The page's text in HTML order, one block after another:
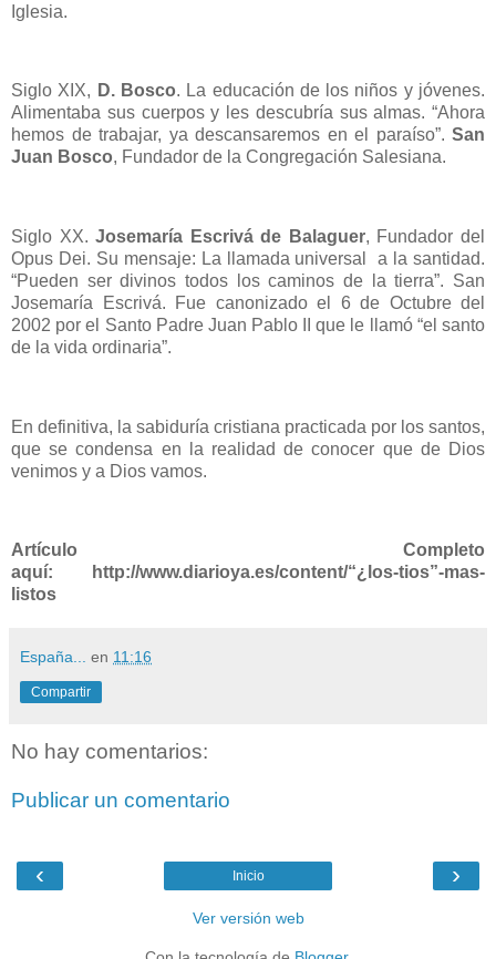
Iglesia.
Siglo XIX, D. Bosco. La educación de los niños y jóvenes.
Alimentaba sus cuerpos y les descubría sus almas. “Ahora
hemos de trabajar, ya descansaremos en el paraíso”. San
Juan Bosco, Fundador de la Congregación Salesiana.
Siglo XX.Josemaría Escrivá de Balaguer, Fundador del
Opus Dei. Su mensaje: La llamada universal a la santidad.
“Pueden ser divinos todos los caminos de la tierra”. San
Josemaría Escrivá. Fue canonizado el 6 de Octubre del
2002 por el Santo Padre Juan Pablo II que le llamó “el santo
de la vida ordinaria”.
En definitiva, la sabiduría cristiana practicada por los santos,
que se condensa en la realidad de conocer que de Dios
venimos y a Dios vamos.
Artículo Completo
aquí: http://www.diarioya.es/content/“¿los-tios”-mas-
listos
España... en 11:16
Compartir
No hay comentarios:
Publicar un comentario
‹ ›
Inicio
Ver versión web